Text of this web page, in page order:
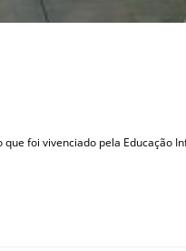
foi vivenciado pela Educação